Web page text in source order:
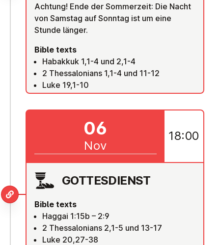
Achtung! Ende der Sommerzeit: Die Nacht
von Samstag auf Sonntag ist um eine
Stunde länger.
Bible texts
Habakkuk 1,1-4 und 2,1-4
2 Thessalonians 1,1-4 und 11-12
Luke 19,1-10
GOTTES­DI­ENST
Bible texts
Haggai 1:15b – 2:9
2 Thessalonians 2,1-5 und 13-17
Luke 20,27-38
06
Nov
18:00